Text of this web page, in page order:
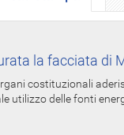
la facciata di
costituzionali
utilizzo delle fonti